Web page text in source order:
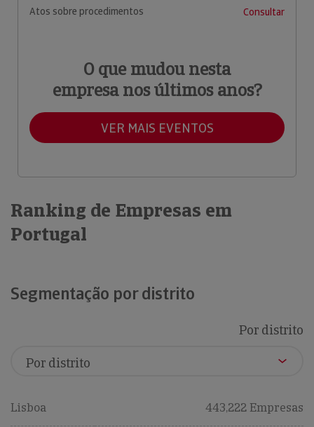
Atos sobre procedimentos
Consultar
O que mudou nesta
empresa nos últimos anos?
VER MAIS EVENTOS
Ranking de Empresas em
Portugal
Segmentação por distrito
Por distrito
Lisboa 443,222 Empresas